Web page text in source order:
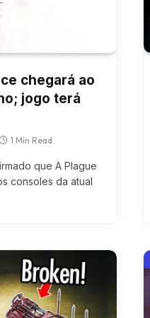
chegará ao
jogo terá
1 Min Read
que A Plague
consoles da atual